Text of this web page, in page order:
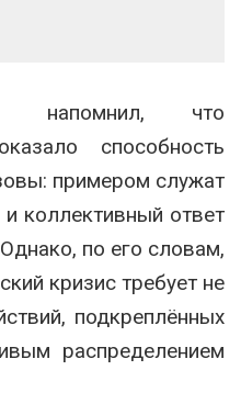
напомнил, что
способность
примером служат
коллективный ответ
по его словам,
кризис требует не
подкреплённых
распределением